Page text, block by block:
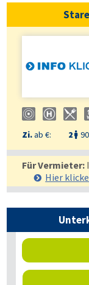
Zi.ab €: 2  90
Für Vermieter:
Hier